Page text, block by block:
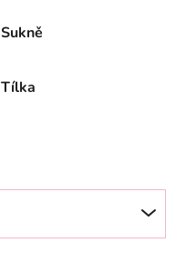
Sukně
Tílka